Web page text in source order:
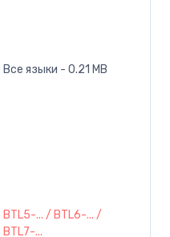
Все языки - 0.21 MB
BTL5-... / BTL6-... /
BTL7-...